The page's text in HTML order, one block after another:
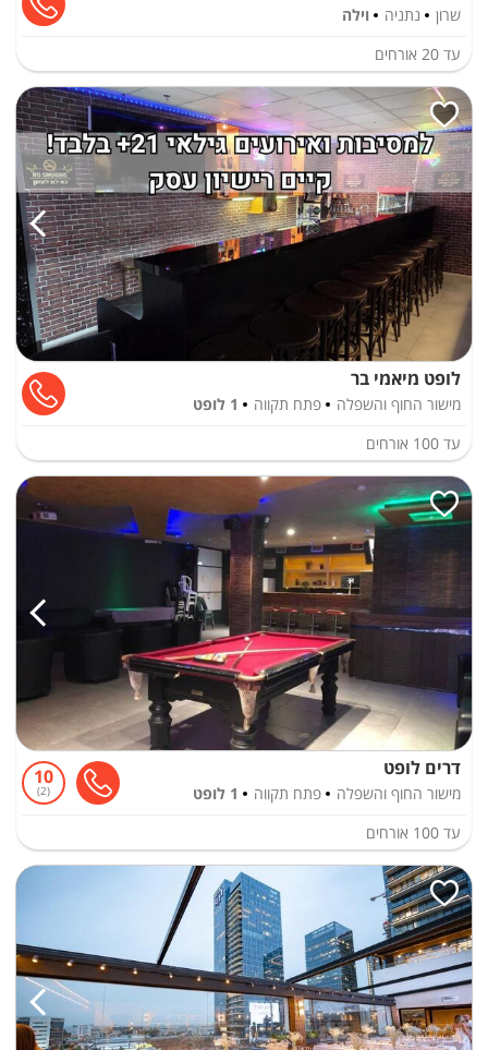
שרון נתניה
וילה
עד 20 אורחים
לופט מיאמי בר
מישור החוף והשפלה פתח תקווה
1 לופט
עד 100 אורחים
דרים לופט
מישור החוף והשפלה פתח תקווה 1 לופט
10
2
עד 100 אורחים